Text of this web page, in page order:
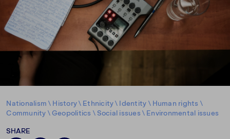
Nationalism \ History\ Ethnicity\ Identity \ Human rights \
Community \Geopolitics \ Social issues \ Environmental issues
SHARE